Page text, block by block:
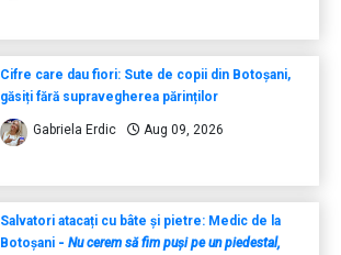
Cifre care dau fiori: Sute de copii din Botoșani,
găsiți fără supravegherea părinților
Gabriela Erdic Aug 09, 2026
Salvatori atacați cu bâte și pietre: Medic de la
Botoșani - Nu cerem să fim puși pe un piedestal,